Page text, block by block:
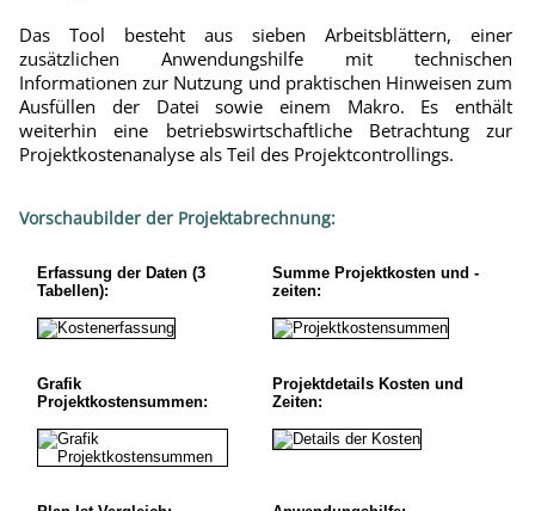
Das Tool besteht aus sieben Arbeitsblättern, einer
zusätzlichen Anwendungshilfe mit technischen
Informationen zur Nutzung und praktischen Hinweisen zum
Ausfüllen der Datei sowie einem Makro. Es enthält
weiterhin eine betriebswirtschaftliche Betrachtung zur
Projektkostenanalyse als Teil des Projektcontrollings.
Vorschaubilder der Projektabrechnung:
Erfassung der Daten (3
Tabellen):
Summe Projektkosten und -
zeiten:
Grafik
Projektkostensummen:
Projektdetails Kosten und
Zeiten: